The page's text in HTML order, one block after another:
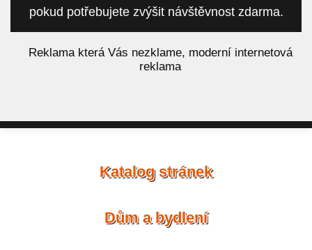
pokud potřebujete zvýšit návštěvnost zdarma.
Reklama která Vás nezklame, moderní internetová
reklama
Katalog stránek
Dům a bydlení